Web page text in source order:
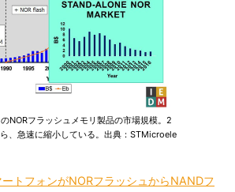
NORフラッシュメモリ製品の市場規模。2
、急速に縮小している。出典：STMicroele
ートフォンがNORフラッシュからNANDフ